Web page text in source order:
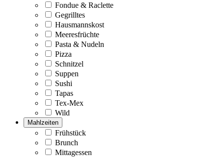
Fondue & Raclette
Gegrilltes
Hausmannskost
Meeresfrüchte
Pasta & Nudeln
Pizza
Schnitzel
Suppen
Sushi
Tapas
Tex-Mex
Wild
Mahlzeiten
Frühstück
Brunch
Mittagessen